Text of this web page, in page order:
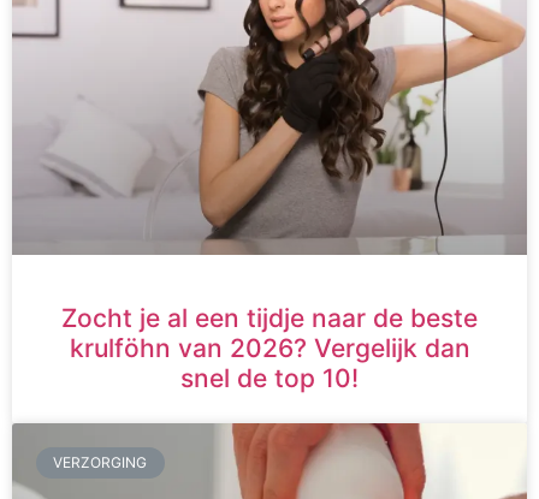
Zocht je al een tijdje naar de beste
krulföhn van 2026? Vergelijk dan
snel de top 10!
VERZORGING